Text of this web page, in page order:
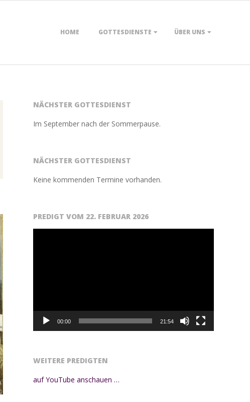
HOME GOTTESDIENSTE ÜBER UNS
NÄCHSTER GOTTESDIENST
Im September nach der Sommerpause.
NÄCHSTER GOTTESDIENST
Keine kommenden Termine vorhanden.
PREDIGT VOM 22. FEBRUAR 2026
00:00 21:54
WEITERE PREDIGTEN
auf YouTube anschauen …